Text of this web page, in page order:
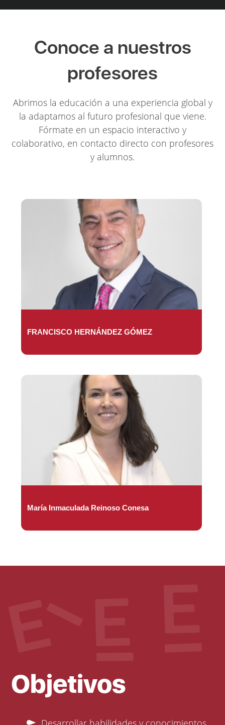
Conoce a nuestros
profesores
Abrimos la educación a una experiencia global y
la adaptamos al futuro profesional que viene.
Fórmate en un espacio interactivo y
colaborativo, en contacto directo con profesores
y alumnos.
FRANCISCO HERNÁNDEZ GÓMEZ
María Inmaculada Reinoso Conesa
Objetivos